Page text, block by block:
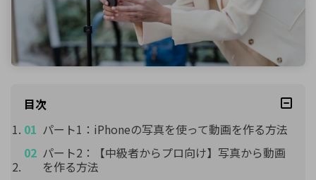
目次
パート1：iPhoneの写真を使って動画を作る方法
パート2：【中級者からプロ向け】写真から動画
を作る方法